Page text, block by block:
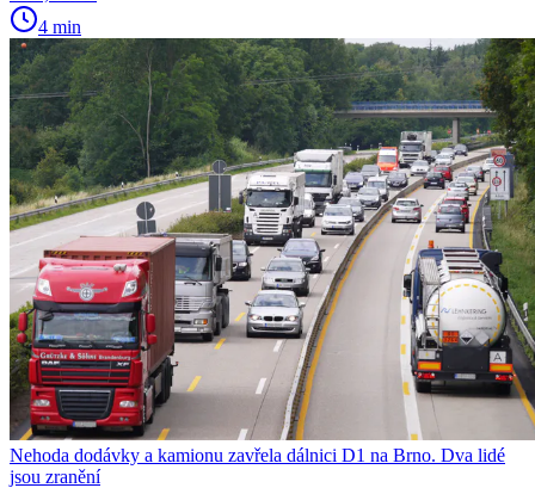
4 min
Nehoda dodávky a kamionu zavřela dálnici D1 na Brno. Dva lidé
jsou zranění